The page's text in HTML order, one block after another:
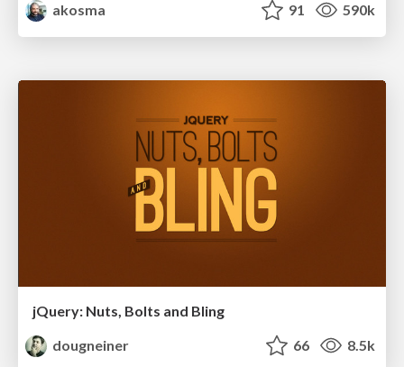
akosma
91 590k
jQuery: Nuts, Bolts and Bling
dougneiner
66 8.5k